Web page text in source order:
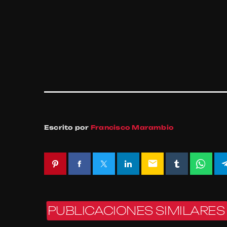
Escrito por Francisco Marambio
email
PUBLICACIONES SIMILARES